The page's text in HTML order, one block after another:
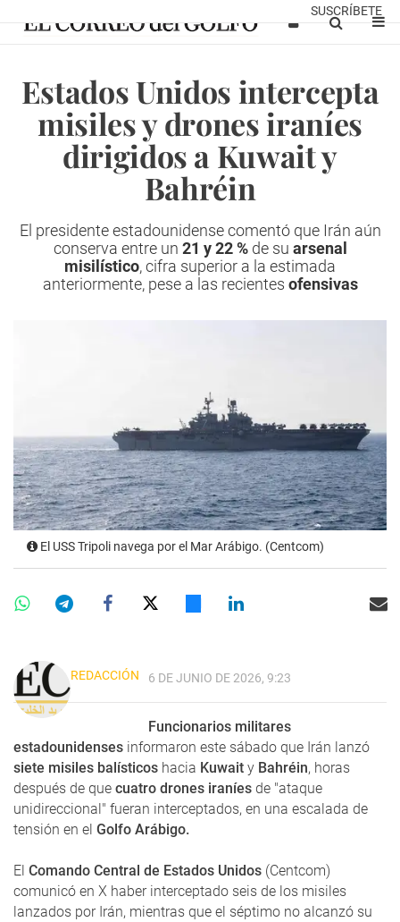
SUSCRÍBETE
Estados Unidos intercepta
misiles y drones iraníes
dirigidos a Kuwait y
Bahréin
El presidente estadounidense comentó que Irán aún
conserva entre un 21 y 22 %de su arsenal
misilístico, cifra superior a la estimada
anteriormente, pese a las recientes ofensivas
El USS Tripoli navega por el Mar Arábigo. (Centcom)
REDACCIÓN 6 DE JUNIO DE 2026, 9:23
Funcionarios militares
estadounidenses informaron este sábado que Irán lanzó
siete misiles balísticos hacia Kuwait y Bahréin, horas
después de que cuatro drones iraníes de "ataque
unidireccional" fueran interceptados, en una escalada de
tensión en el Golfo Arábigo.
El Comando Central de Estados Unidos (Centcom)
comunicó en X haber interceptado seis de los misiles
lanzados por Irán, mientras que el séptimo no alcanzó su